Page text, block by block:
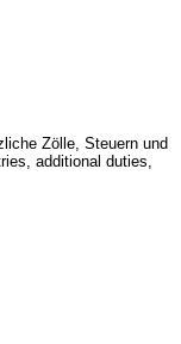
Zölle, Steuern und
additional duties,